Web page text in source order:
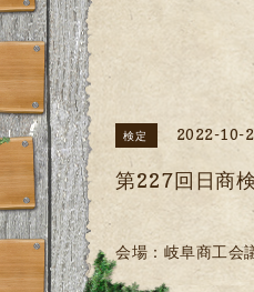
検定 2022-10-
第227回日商
会場：岐阜商工会